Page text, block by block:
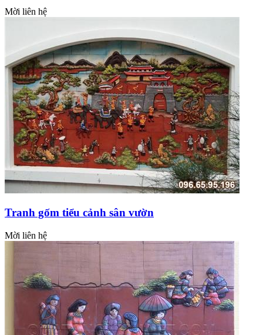
Mời liên hệ
Tranh gốm tiểu cảnh sân vườn
Mời liên hệ